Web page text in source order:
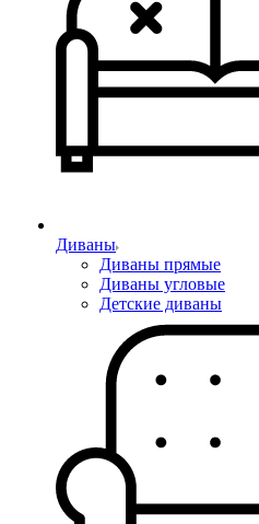
Диваны
Диваны прямые
Диваны угловые
Детские диваны